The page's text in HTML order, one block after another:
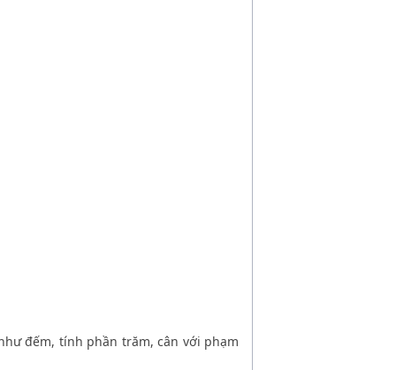
đếm, tính phần trăm, cân với phạm